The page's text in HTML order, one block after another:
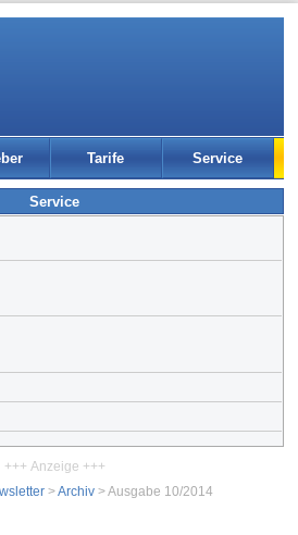
Tarife Service
Service
+++ Anzeige +++
>Archiv > Ausgabe 10/2014